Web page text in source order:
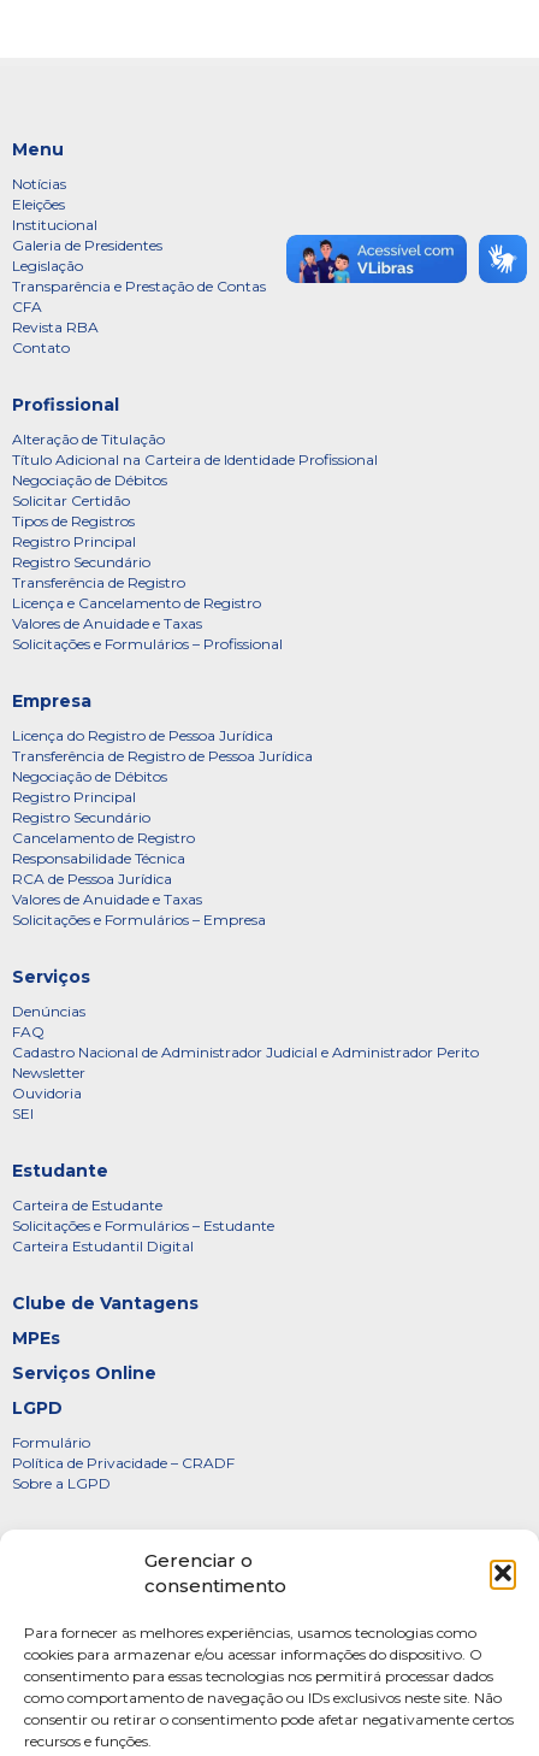
Gerenciar o
consentimento
Para fornecer as melhores experiências, usamos tecnologias como
cookies para armazenar e/ou acessar informações do dispositivo. O
consentimento para essas tecnologias nos permitirá processar dados
como comportamento de navegação ou IDs exclusivos neste site. Não
consentir ou retirar o consentimento pode afetar negativamente certos
recursos e funções.
Menu
Notícias
Eleições
Institucional
Galeria de Presidentes
Legislação
Transparência e Prestação de Contas
CFA
Revista RBA
Contato
Profissional
Alteração de Titulação
Título Adicional na Carteira de Identidade Profissional
Negociação de Débitos
Solicitar Certidão
Tipos de Registros
Registro Principal
Registro Secundário
Transferência de Registro
Licença e Cancelamento de Registro
Valores de Anuidade e Taxas
Solicitações e Formulários – Profissional
Empresa
Licença do Registro de Pessoa Jurídica
Transferência de Registro de Pessoa Jurídica
Negociação de Débitos
Registro Principal
Registro Secundário
Cancelamento de Registro
Responsabilidade Técnica
RCA de Pessoa Jurídica
Valores de Anuidade e Taxas
Solicitações e Formulários – Empresa
Serviços
Denúncias
FAQ
Cadastro Nacional de Administrador Judicial e Administrador Perito
Newsletter
Ouvidoria
SEI
Estudante
Carteira de Estudante
Solicitações e Formulários – Estudante
Carteira Estudantil Digital
Clube de Vantagens
MPEs
Serviços Online
LGPD
Formulário
Política de Privacidade – CRADF
Sobre a LGPD
Diretoria
FOTOS
Webmail
Artigos